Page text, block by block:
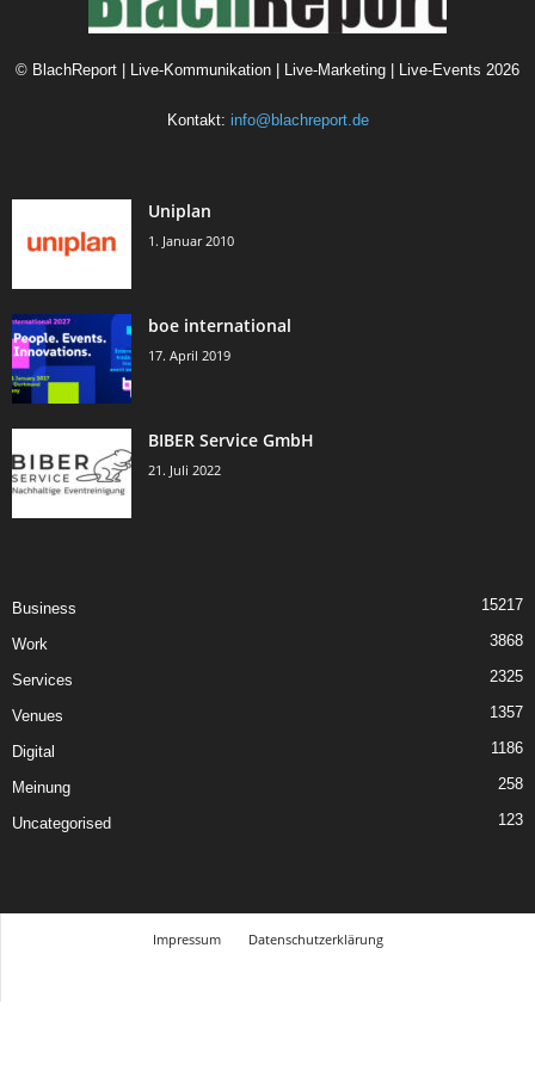
© BlachReport | Live-Kommunikation | Live-Marketing | Live-Events 2026
Kontakt: info@blachreport.de
Uniplan
1. Januar 2010
boe international
17. April 2019
BIBER Service GmbH
21. Juli 2022
Business 15217
Work 3868
Services 2325
Venues 1357
Digital 1186
Meinung 258
Uncategorised 123
Impressum
Datenschutzerklärung